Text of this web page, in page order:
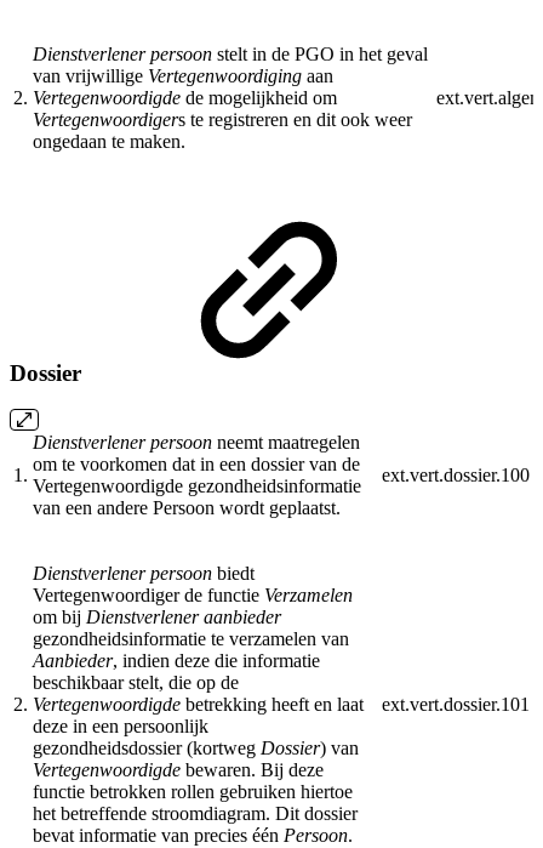
2.
Dienstverlener persoon stelt in de PGO in het geval
van vrijwillige Vertegenwoordiging aan
Vertegenwoordigde de mogelijkheid om
Vertegenwoordigers te registreren en dit ook weer
ongedaan te maken.
Dossier
1.
Dienstverlener persoon neemt maatregelen
om te voorkomen dat in een dossier van de
Vertegenwoordigde gezondheidsinformatie
van een andere Persoon wordt geplaatst.
ext.vert.dossier.100
2.
Dienstverlener persoon biedt
Vertegenwoordiger de functie Verzamelen
om bij Dienstverlener aanbieder
gezondheidsinformatie te verzamelen van
Aanbieder, indien deze die informatie
beschikbaar stelt, die op de
Vertegenwoordigde betrekking heeft en laat
deze in een persoonlijk
gezondheidsdossier (kortweg Dossier) van
Vertegenwoordigde bewaren. Bij deze
functie betrokken rollen gebruiken hiertoe
het betreffende stroomdiagram. Dit dossier
bevat informatie van precies één Persoon.
ext.vert.dossier.101